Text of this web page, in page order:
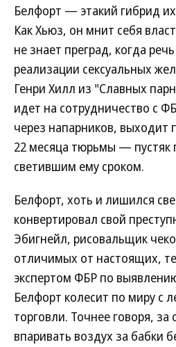
Белфорт — этакий гибрид
Как Хьюз, он мнит себя
не знает преград, когда
реализации сексуальных
Генри Хилл из "Славных
идет на сотрудничество с
через напарников, выходит
22 месяца тюрьмы — пустяк
светившим ему сроком.
Белфорт, хоть и лишился
конвертировал свой
Эбигнейл, рисовальщик
отличимых от настоящих,
экспертом ФБР по
Белфорт колесит по миру с
торговли. Точнее говоря, за
впаривать воздух за бабки